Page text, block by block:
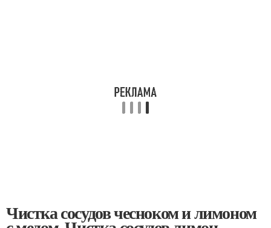
Чистка сосудов чесноком и лимоном